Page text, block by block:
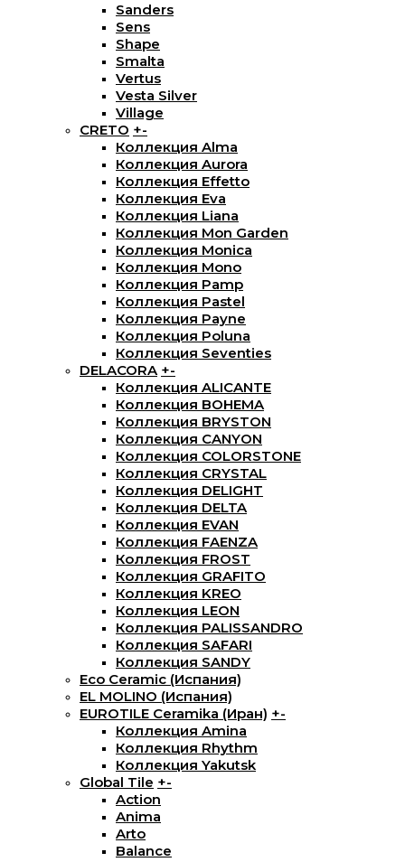
Sanders
Sens
Shape
Smalta
Vertus
Vesta Silver
Village
CRETO +-
Коллекция Alma
Коллекция Aurora
Коллекция Effetto
Коллекция Eva
Коллекция Liana
Коллекция Mon Garden
Коллекция Monica
Коллекция Mono
Коллекция Pamp
Коллекция Pastel
Коллекция Payne
Коллекция Poluna
Коллекция Seventies
DELACORA +-
Коллекция ALICANTE
Коллекция BOHEMA
Коллекция BRYSTON
Коллекция CANYON
Коллекция COLORSTONE
Коллекция CRYSTAL
Коллекция DELIGHT
Коллекция DELTA
Коллекция EVAN
Коллекция FAENZA
Коллекция FROST
Коллекция GRAFITO
Коллекция KREO
Коллекция LEON
Коллекция PALISSANDRO
Коллекция SAFARI
Коллекция SANDY
Eco Ceramic (Испания)
EL MOLINO (Испания)
EUROTILE Ceramika (Иран) +-
Коллекция Amina
Коллекция Rhythm
Коллекция Yakutsk
Global Tile +-
Action
Anima
Arto
Balance